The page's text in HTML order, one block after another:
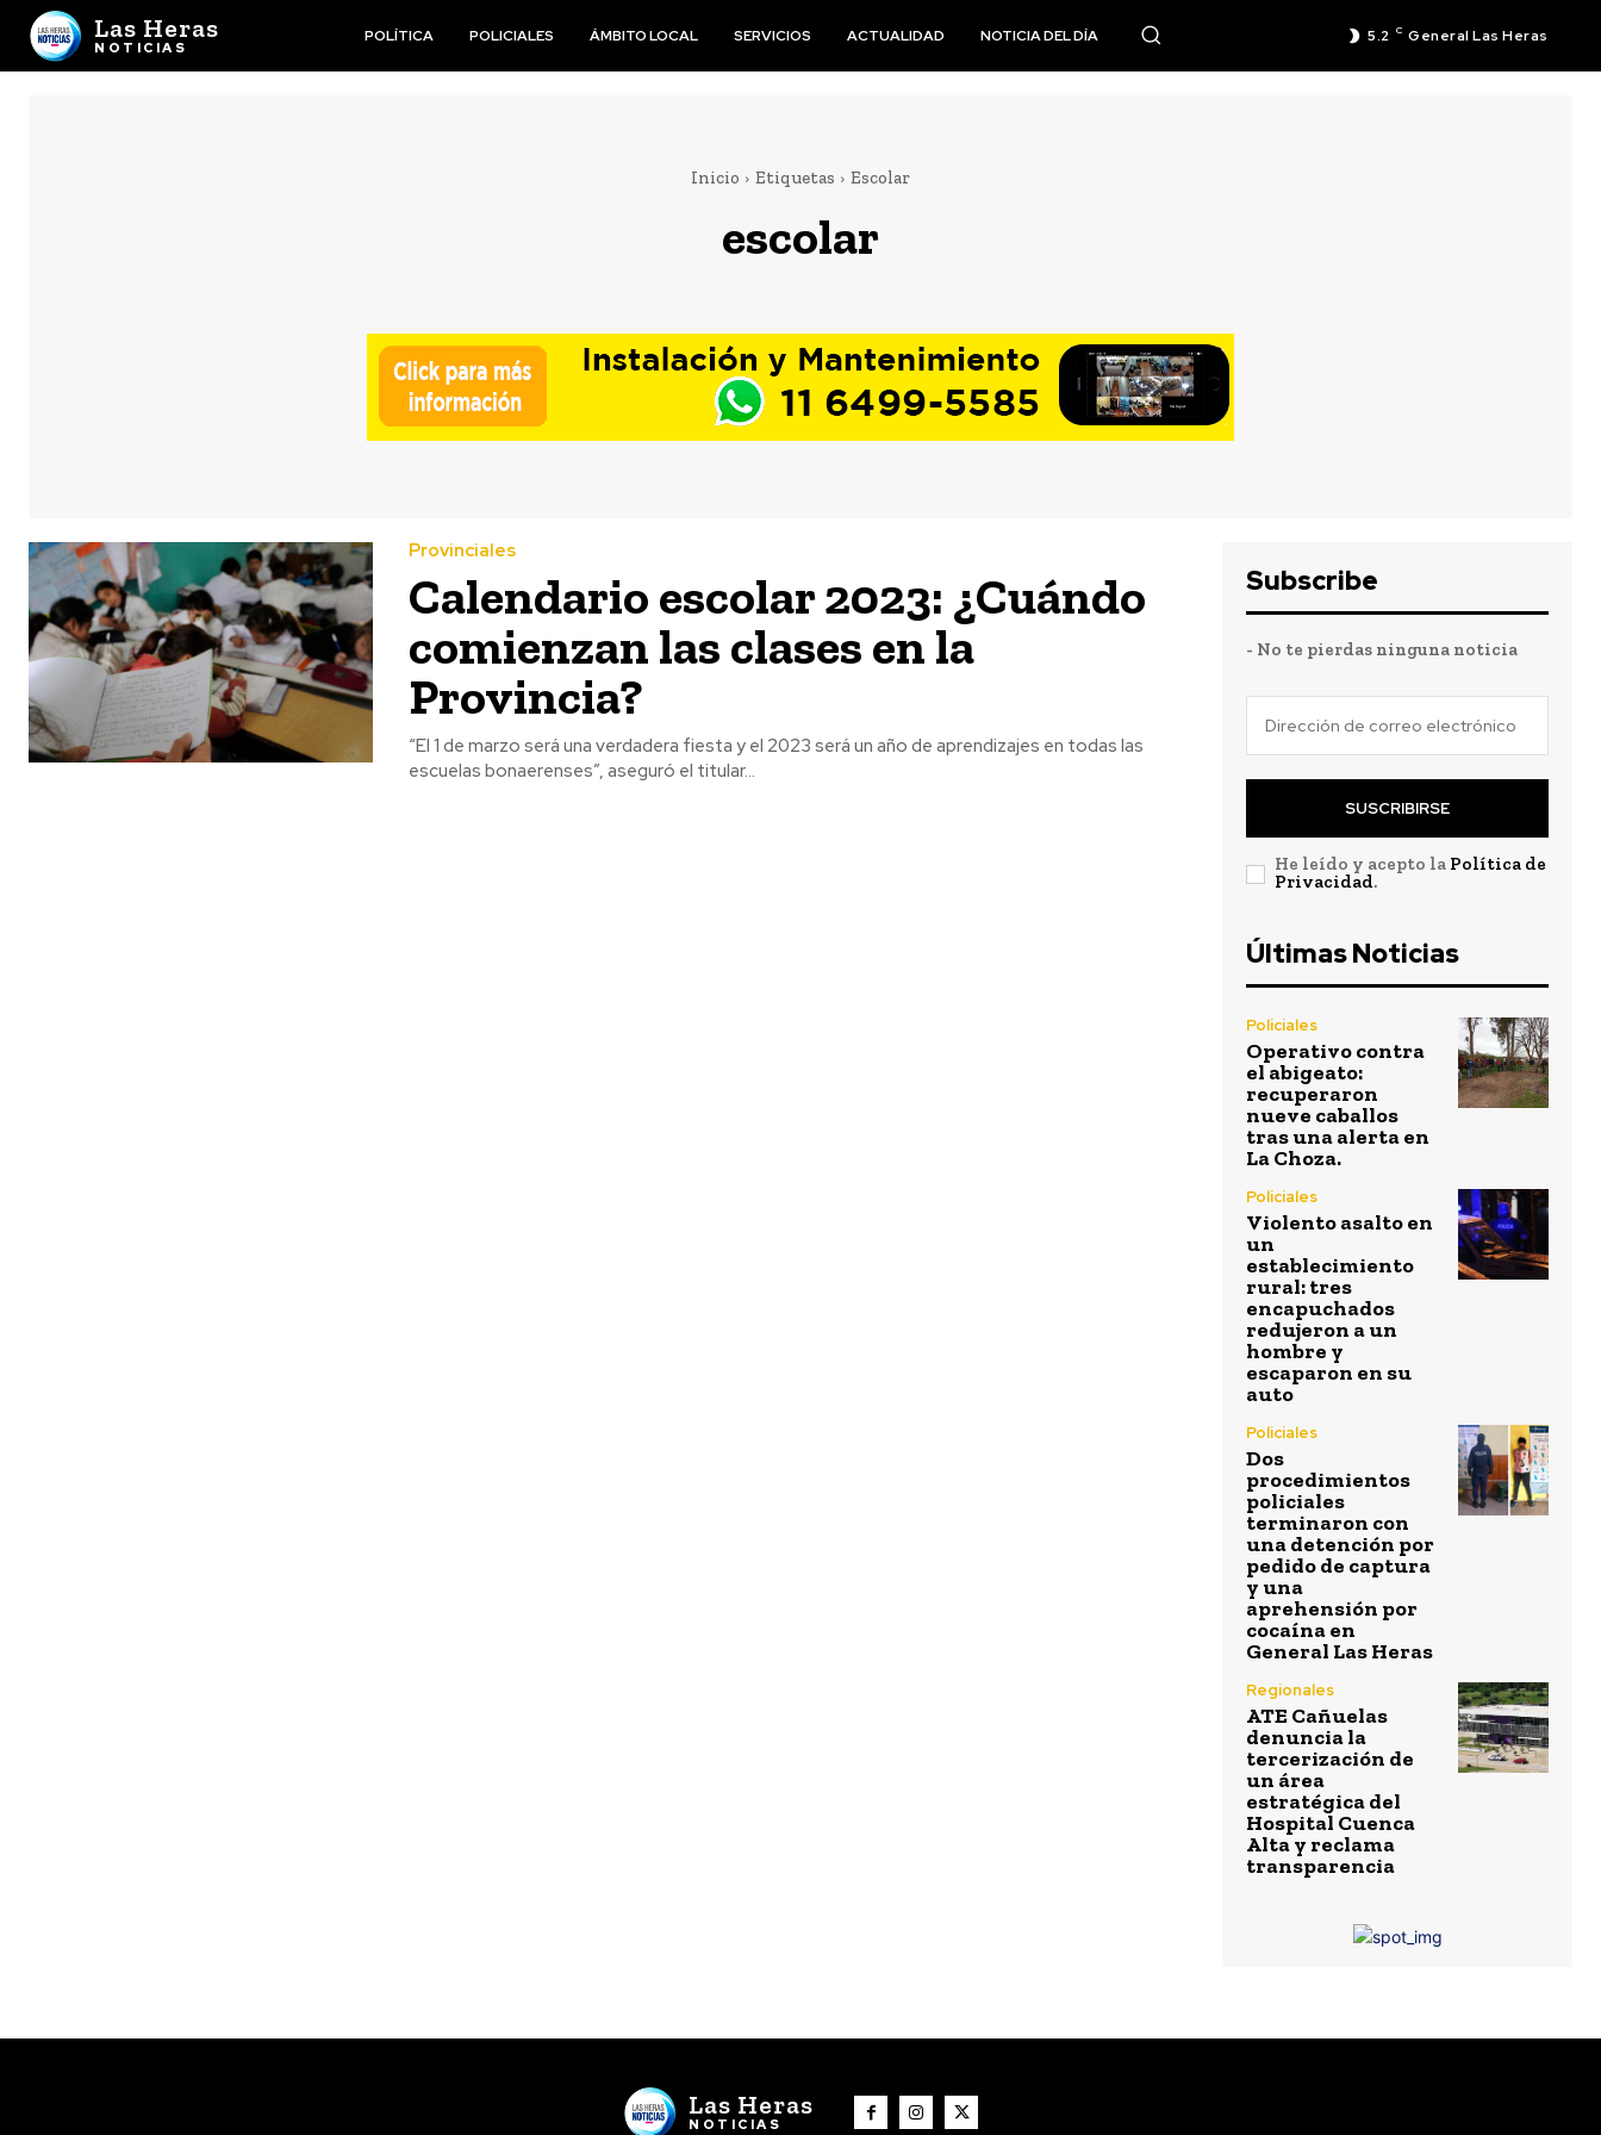
Las Heras
NOTICIAS
POLÍTICA POLICIALES ÁMBITO LOCAL SERVICIOS ACTUALIDAD NOTICIA DEL DÍA 5.2 C General Las Heras
Inicio Etiquetas Escolar
escolar
Provinciales
Calendario escolar 2023: ¿Cuándo
comienzan las clases en la
Provincia?
“El 1 de marzo será una verdadera fiesta y el 2023 será un año de aprendizajes en todas las
escuelas bonaerenses”, aseguró el titular...
Subscribe
- No te pierdas ninguna noticia
SUSCRIBIRSE
He leído y acepto la Política de
Privacidad.
Últimas Noticias
Policiales
Operativo contra
el abigeato:
recuperaron
nueve caballos
tras una alerta en
La Choza.
Policiales
Violento asalto en
un
establecimiento
rural: tres
encapuchados
redujeron a un
hombre y
escaparon en su
auto
Policiales
Dos
procedimientos
policiales
terminaron con
una detención por
pedido de captura
y una
aprehensión por
cocaína en
General Las Heras
Regionales
ATE Cañuelas
denuncia la
tercerización de
un área
estratégica del
Hospital Cuenca
Alta y reclama
transparencia
Las Heras
NOTICIAS